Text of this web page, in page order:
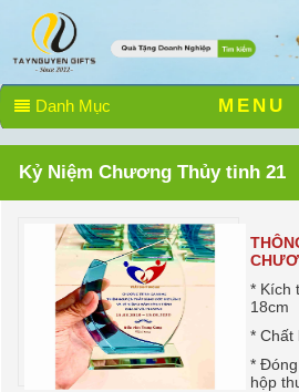
Danh Mục MENU
Kỷ Niệm Chương Thủy tinh 21
* Kích
18cm
* Chất
*
hộp